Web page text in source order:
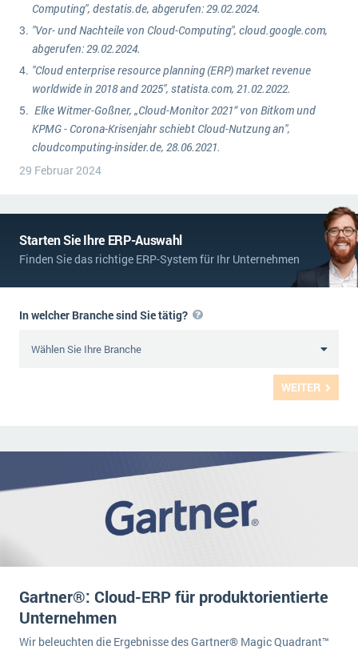
Computing", destatis.de, abgerufen: 29.02.2024.
"Vor- und Nachteile von Cloud-Computing", cloud.google.com,
abgerufen: 29.02.2024.
"Cloud enterprise resource planning (ERP) market revenue
worldwide in 2018 and 2025", statista.com, 21.02.2022.
Elke Witmer-Goßner, „Cloud-Monitor 2021“ von Bitkom und
KPMG - Corona-Krisenjahr schiebt Cloud-Nutzung an",
cloudcomputing-insider.de, 28.06.2021.
29 Februar 2024
Starten Sie Ihre ERP-Auswahl
Finden Sie das richtige ERP-System für Ihr Unternehmen
WEITER
In welcher Branche sind Sie tätig?
Gartner®: Cloud-ERP für produktorientierte
Unternehmen
Wir beleuchten die Ergebnisse des Gartner® Magic Quadrant™